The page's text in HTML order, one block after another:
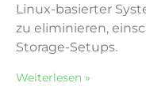
Linux-basierter
zu eliminieren,
Storage-Setups.
Weiterlesen »